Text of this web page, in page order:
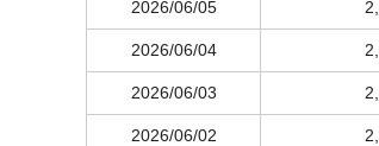
2026/06/05
2026/06/04
2026/06/03
2026/06/02